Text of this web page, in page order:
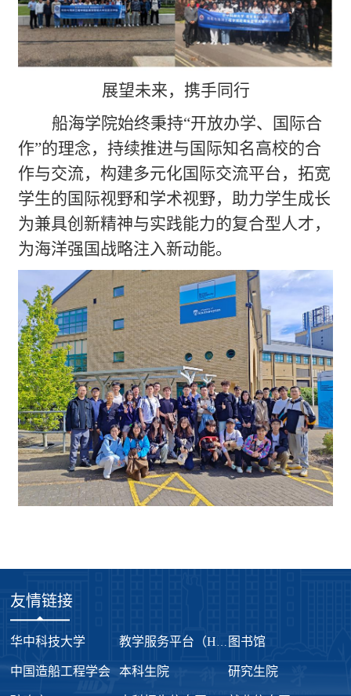
展望未来，携手同行
船海学院始终秉持“开放办学、国际合
作”的理念，持续推进与国际知名高校的合
作与交流，构建多元化国际交流平台，拓宽
学生的国际视野和学术视野，助力学生成长
为兼具创新精神与实践能力的复合型人才，
为海洋强国战略注入新动能。
友情链接
华中科技大学 教学服务平台（HUB系统） 图书馆
中国造船工程学会 本科生院 研究生院